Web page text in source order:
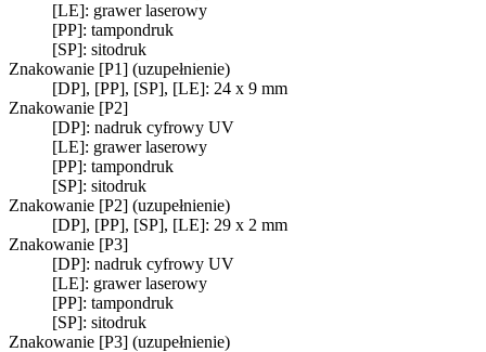
[LE]: grawer laserowy
[PP]: tampondruk
[SP]: sitodruk
Znakowanie [P1] (uzupełnienie)
[DP], [PP], [SP], [LE]: 24 x 9 mm
Znakowanie [P2]
[DP]: nadruk cyfrowy UV
[LE]: grawer laserowy
[PP]: tampondruk
[SP]: sitodruk
Znakowanie [P2] (uzupełnienie)
[DP], [PP], [SP], [LE]: 29 x 2 mm
Znakowanie [P3]
[DP]: nadruk cyfrowy UV
[LE]: grawer laserowy
[PP]: tampondruk
[SP]: sitodruk
Znakowanie [P3] (uzupełnienie)